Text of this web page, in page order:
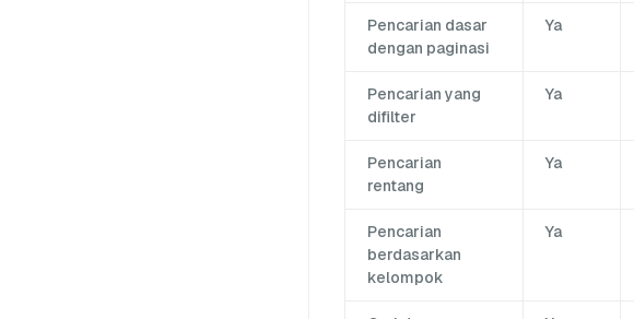
Pencarian dasar
dengan paginasi
Ya
Pencarian yang
difilter
Ya
Pencarian
rentang
Ya
Pencarian
berdasarkan
kelompok
Ya